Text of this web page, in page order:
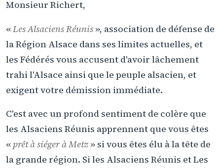
Monsieur Richert,
«Les Alsaciens Réunis », association de défense de
la Région Alsace dans ses limites actuelles, et
les Fédérés vous accusent d'avoir lâchement
trahi l'Alsace ainsi que le peuple alsacien, et
exigent votre démission immédiate.
C'est avec un profond sentiment de colère que
les Alsaciens Réunis apprennent que vous êtes
« prêt à siéger à Metz » si vous êtes élu à la tête de
la grande région. Si les Alsaciens Réunis et Les